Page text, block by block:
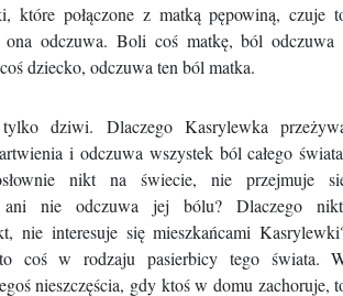
które połączone z matką pępowiną, czuje
ona odczuwa. Boli coś matkę, ból odczuwa
dziecko, odczuwa ten ból matka.
dziwi. Dlaczego Kasrylewka
i odczuwa wszystek ból całego
nikt na świecie, nie przejmuje
ani nie odczuwa jej bólu? Dlaczego
nie interesuje się mieszkańcami
coś w rodzaju pasierbicy tego świata.
nieszczęścia, gdy ktoś w domu zachoruje,